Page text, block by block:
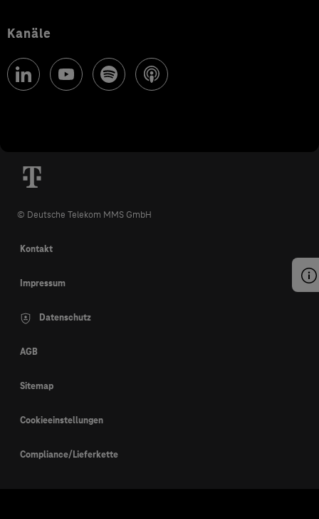
Kanäle
© Deutsche Telekom MMS GmbH
Kontakt
Impressum
Datenschutz
AGB
Sitemap
Cookieeinstellungen
Compliance/Lieferkette